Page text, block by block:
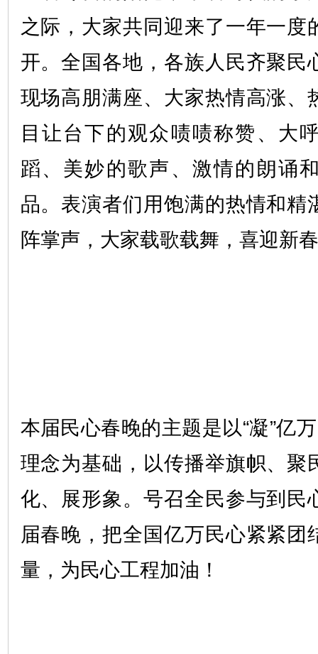
之际，大家共同迎来了一年一度
开。全国各地，各族人民齐聚民
现场高朋满座、大家热情高涨、
目让台下的观众啧啧称赞、大
蹈、美妙的歌声、激情的朗诵
品。表演者们用饱满的热情和精
阵掌声，大家载歌载舞，喜迎新
本届民心春晚的主题是以“凝”亿
理念为基础，以传播举旗帜、聚
化、展形象。号召全民参与到民
届春晚，把全国亿万民心紧紧团
量，为民心工程加油！